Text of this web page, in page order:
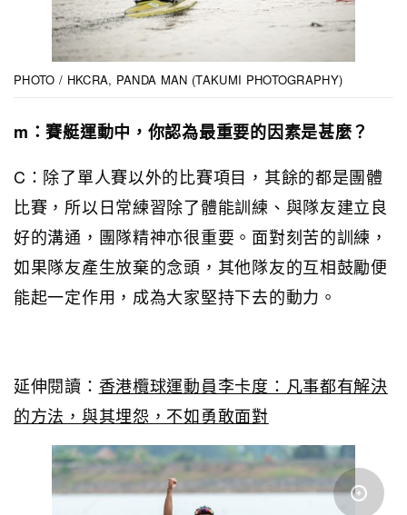
PHOTO / HKCRA, PANDA MAN (TAKUMI PHOTOGRAPHY)
m：賽艇運動中，你認為最重要的因素是甚麼？
C：除了單人賽以外的比賽項目，其餘的都是團體
比賽，所以日常練習除了體能訓練、與隊友建立良
好的溝通，團隊精神亦很重要。面對刻苦的訓練，
如果隊友產生放棄的念頭，其他隊友的互相鼓勵便
能起一定作用，成為大家堅持下去的動力。
延伸閱讀： 香港欖球運動員李卡度：凡事都有解決
的方法，與其埋怨，不如勇敢面對